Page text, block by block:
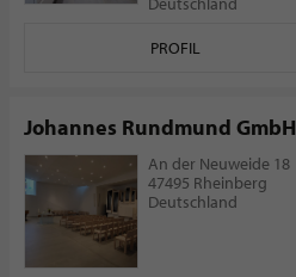
PROFIL
Johannes Rundmund GmbH
An der Neuweide 18
47495 Rheinberg
Deutschland